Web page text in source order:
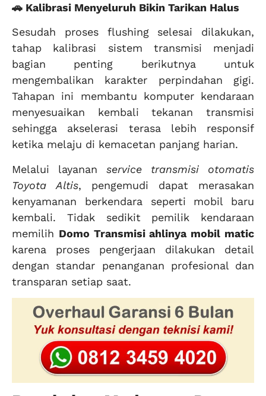
🚗 Kalibrasi Menyeluruh Bikin Tarikan Halus
Sesudah proses flushing selesai dilakukan,
tahap kalibrasi sistem transmisi menjadi
bagian penting berikutnya untuk
mengembalikan karakter perpindahan gigi.
Tahapan ini membantu komputer kendaraan
menyesuaikan kembali tekanan transmisi
sehingga akselerasi terasa lebih responsif
ketika melaju di kemacetan panjang harian.
Melalui layanan service transmisi otomatis
Toyota Altis, pengemudi dapat merasakan
kenyamanan berkendara seperti mobil baru
kembali. Tidak sedikit pemilik kendaraan
memilih Domo Transmisi ahlinya mobil matic
karena proses pengerjaan dilakukan detail
dengan standar penanganan profesional dan
transparan setiap saat.